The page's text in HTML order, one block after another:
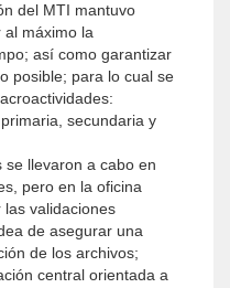
del MTI mantuvo
máximo la
así como garantizar
posible; para lo cual se
secundaria y
se llevaron a cabo en
pero en la oficina
validaciones
de asegurar una
de los archivos;
central orientada a